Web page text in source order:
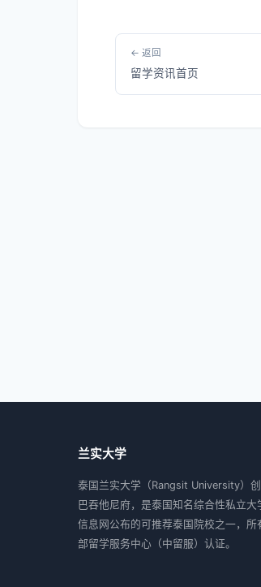
← 返回
留学资讯首页
兰实大学
泰国兰实大学（Rangsit University）
巴吞他尼府，是泰国知名综合性私立
信息网公布的可推荐泰国院校之一，
部留学服务中心（中留服）认证。